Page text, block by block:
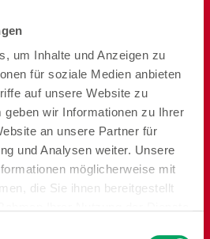
um Inhalte und Anzeigen zu
für soziale Medien anbieten
auf unsere Website zu
geben wir Informationen zu Ihrer
an unsere Partner für
und Analysen weiter. Unsere
möglicherweise mit
die Sie ihnen bereitgestellt
Speisen
Garten Heimtier